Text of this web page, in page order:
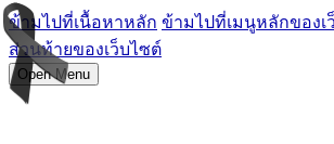
ข้ามไปที่เนื้อหาหลัก ข้ามไปที่เมนูหลักของเ
ส่วนท้ายของเว็บไซต์
Open Menu